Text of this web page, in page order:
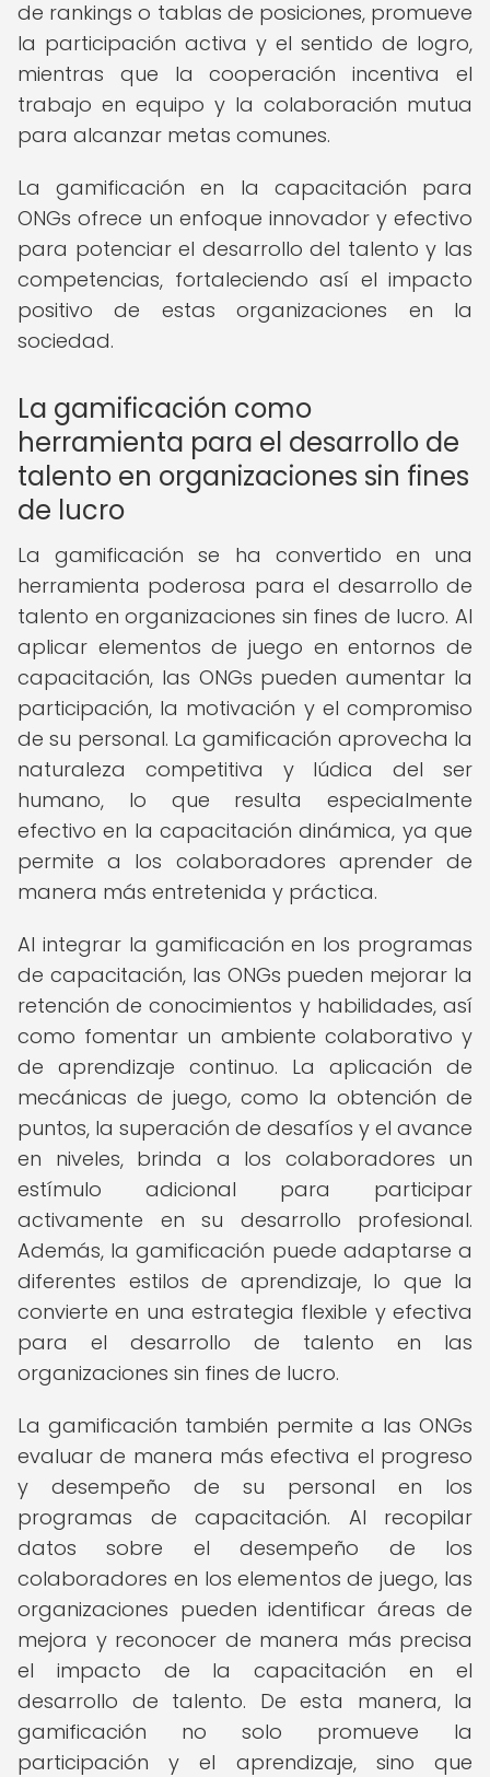
de rankings o tablas de posiciones, promueve
la participación activa y el sentido de logro,
mientras que la cooperación incentiva el
trabajo en equipo y la colaboración mutua
para alcanzar metas comunes.
La gamificación en la capacitación para
ONGs ofrece un enfoque innovador y efectivo
para potenciar el desarrollo del talento y las
competencias, fortaleciendo así el impacto
positivo de estas organizaciones en la
sociedad.
La gamificación como
herramienta para el desarrollo de
talento en organizaciones sin fines
de lucro
La gamificación se ha convertido en una
herramienta poderosa para el desarrollo de
talento en organizaciones sin fines de lucro. Al
aplicar elementos de juego en entornos de
capacitación, las ONGs pueden aumentar la
participación, la motivación y el compromiso
de su personal. La gamificación aprovecha la
naturaleza competitiva y lúdica del ser
humano, lo que resulta especialmente
efectivo en la capacitación dinámica, ya que
permite a los colaboradores aprender de
manera más entretenida y práctica.
Al integrar la gamificación en los programas
de capacitación, las ONGs pueden mejorar la
retención de conocimientos y habilidades, así
como fomentar un ambiente colaborativo y
de aprendizaje continuo. La aplicación de
mecánicas de juego, como la obtención de
puntos, la superación de desafíos y el avance
en niveles, brinda a los colaboradores un
estímulo adicional para participar
activamente en su desarrollo profesional.
Además, la gamificación puede adaptarse a
diferentes estilos de aprendizaje, lo que la
convierte en una estrategia flexible y efectiva
para el desarrollo de talento en las
organizaciones sin fines de lucro.
La gamificación también permite a las ONGs
evaluar de manera más efectiva el progreso
y desempeño de su personal en los
programas de capacitación. Al recopilar
datos sobre el desempeño de los
colaboradores en los elementos de juego, las
organizaciones pueden identificar áreas de
mejora y reconocer de manera más precisa
el impacto de la capacitación en el
desarrollo de talento. De esta manera, la
gamificación no solo promueve la
participación y el aprendizaje, sino que